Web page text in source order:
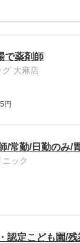
で薬剤師
大麻店
円
/常勤/日勤のみ/
ック
認定こども園/